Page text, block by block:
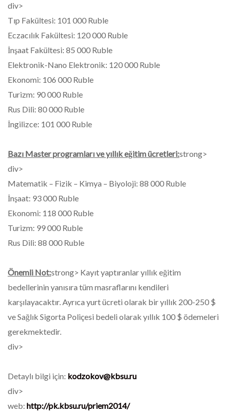
div>
Tıp Fakültesi: 101 000 Ruble
Eczacılık Fakültesi: 120 000 Ruble
İnşaat Fakültesi: 85 000 Ruble
Elektronik-Nano Elektronik: 120 000 Ruble
Ekonomi: 106 000 Ruble
Turizm: 90 000 Ruble
Rus Dili: 80 000 Ruble
İngilizce: 101 000 Ruble
Bazı Master programları ve yıllık eğitim ücretleri:strong>
div>
Matematik – Fizik – Kimya – Biyoloji: 88 000 Ruble
İnşaat: 93 000 Ruble
Ekonomi: 118 000 Ruble
Turizm: 99 000 Ruble
Rus Dili: 88 000 Ruble
Önemli Not:strong> Kayıt yaptıranlar yıllık eğitim
bedellerinin yanısıra tüm masraflarını kendileri
karşılayacaktır. Ayrıca yurt ücreti olarak bir yıllık 200-250 $
ve Sağlık Sigorta Poliçesi bedeli olarak yıllık 100 $ ödemeleri
gerekmektedir.
div>
Detaylı bilgi için: kodzokov@kbsu.ru
div>
web: http://pk.kbsu.ru/priem2014/